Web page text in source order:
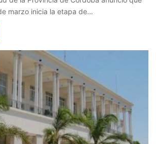
marzo inicia la etapa de…